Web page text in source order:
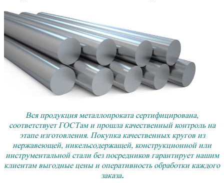
Вся продукция металлопроката сертифицирована,
соответствует ГОСТам и прошла качественный контроль на
этапе изготовления. Покупка качественных кругов из
нержавеющей, никельсодержащей, конструкционной или
инструментальной стали без посредников гарантирует нашим
клиентам выгодные цены и оперативность обработки каждого
заказа.